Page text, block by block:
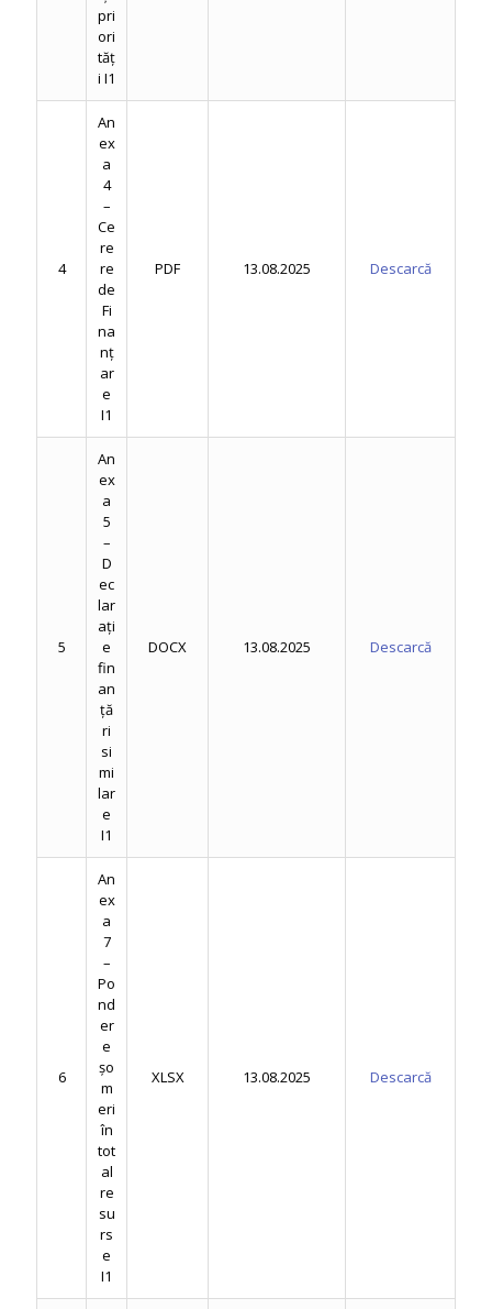
pri
ori
tăț
i I1
4
An
ex
a
4
–
Ce
re
re
de
Fi
na
nț
ar
e
I1
PDF 13.08.2025 Descarcă
5
An
ex
a
5
–
D
ec
lar
ați
e
fin
an
ță
ri
si
mi
lar
e
I1
DOCX 13.08.2025 Descarcă
6
An
ex
a
7
–
Po
nd
er
e
șo
m
eri
în
tot
al
re
su
rs
e
I1
XLSX 13.08.2025 Descarcă